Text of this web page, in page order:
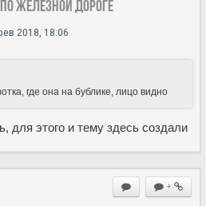
железной дороге
2018, 18:06
где она на бублике, лицо видно
для этого и тему здесь создали
+